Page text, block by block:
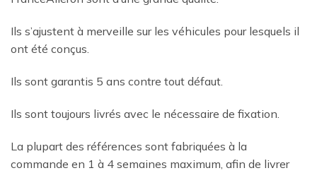
Ils s’ajustent à merveille sur les véhicules pour lesquels il
ont été conçus.
Ils sont garantis 5 ans contre tout défaut.
Ils sont toujours livrés avec le nécessaire de fixation.
La plupart des références sont fabriquées à la
commande en 1 à 4 semaines maximum, afin de livrer